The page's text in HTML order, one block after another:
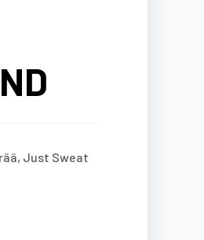
Just Sweat